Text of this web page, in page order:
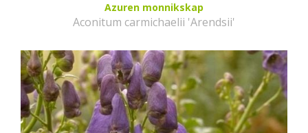
Azuren monnikskap
Aconitum carmichaelii 'Arendsii'